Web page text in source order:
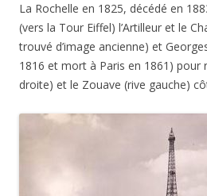
La Rochelle en 1825, décédé en
(vers la Tour Eiffel) l’Artilleur et le
trouvé d’image ancienne) et
1816 et mort à Paris en 1861) pour
droite) et le Zouave (rive gauche)